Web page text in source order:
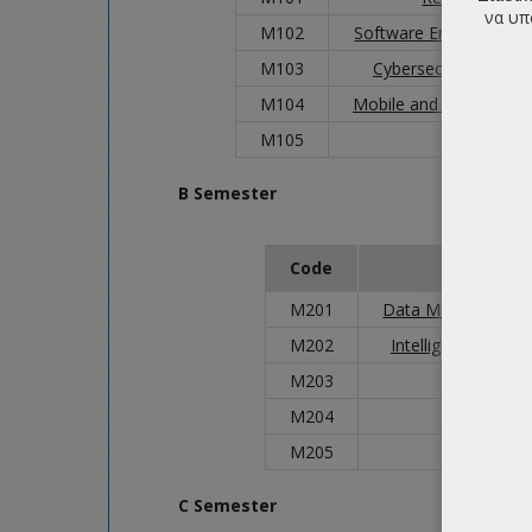
Μ102
Software Engineering
Μ103
Cybersecurity of
Μ104
Mobile and Ubiquitous
Μ105
Machine
B Semester
Code
Μ201
Data Mining and
Μ202
Intelligent
Μ203
Μ204
Μ205
C Semester
να